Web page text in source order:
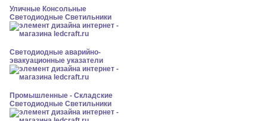
Уличные Консольные
Светодиодные Светильники
Светодиодные аварийно-
эвакуационные указатели
Промышленные - Складские
Светодиодные Светильники